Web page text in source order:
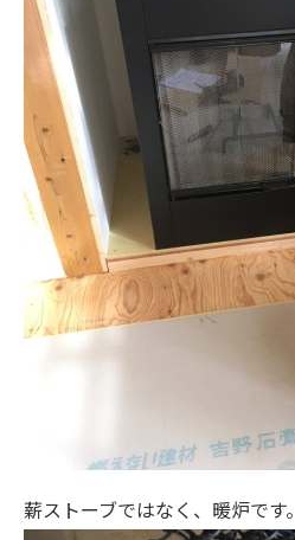
薪ストーブではなく、暖炉です。